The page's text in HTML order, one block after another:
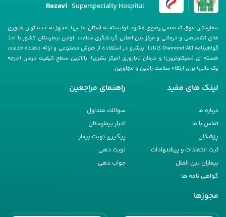
Razavi Superspecialty Hospital
بیمارستان فوق تخصصی رضوی مشهد (وابسته به آستان قدس)، مجهز به جدیدترین فناوری
های تشخیصی و درمانی و مرکز بین المللی گردشگری سلامت. اولین بیمارستان کشور با اخذ
گواهینامه Diamond ACI کانادا؛ پیشرو در استفاده از هوش مصنوعی و ارائه دهنده خدمات
هسته ای (سیکلوترون) و درمان ناباروری (مرکز بشری). بالاترین سطح کیفیت درمان (درجه
یک عالی) برای ارتقاء سلامت زائرین و مجاورین.
لینک های مفید
درباره ما
تماس با ما
پزشکان
ثبت انتقادات و پیشنهادات
بیماران بین الملل
گواهی نامه ها
راهنمای مراجعین
سوالات متداول
اخبار بیمارستان
پیگیری نوبت بیمار
نوبت دهی
جواب دهی
مجوزها